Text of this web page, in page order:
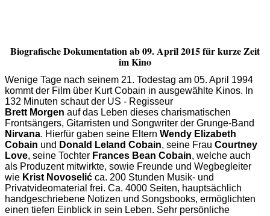
Biografische Dokumentation ab 09. April 2015 für kurze Zeit
im Kino
Wenige Tage nach seinem 21. Todestag am 05. April 1994
kommt der Film über Kurt Cobain in ausgewählte Kinos. In
132 Minuten schaut der US - Regisseur
Brett Morgen auf das Leben dieses charismatischen
Frontsängers, Gitarristen und Songwriter der Grunge-Band
Nirvana. Hierfür gaben seine Eltern Wendy Elizabeth
Cobain und Donald Leland Cobain, seine Frau Courtney
Love, seine Tochter Frances Bean Cobain, welche auch
als Produzent mitwirkte, sowie Freunde und Wegbegleiter
wie Krist Novoselić ca. 200 Stunden Musik- und
Privatvideomaterial frei. Ca. 4000 Seiten, hauptsächlich
handgeschriebene Notizen und Songsbooks, ermöglichten
einen tiefen Einblick in sein Leben. Sehr persönliche